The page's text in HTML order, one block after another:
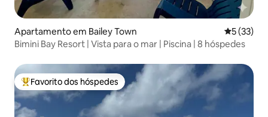
Apartamento em Bailey Town
5 (33)
Bimini Bay Resort | Vista para o mar | Piscina | 8 hóspedes
Favoritos dos hóspedes mais apreciados
Favorito dos hóspedes